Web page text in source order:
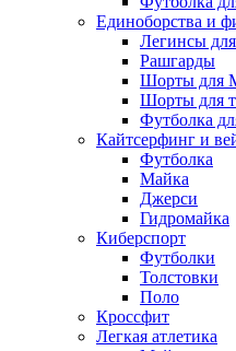
Единоборства и
Легинсы
Рашгарды
Шорты для
Шорты для
Футболка
Кайтсерфинг и
Футболка
Майка
Джерси
Гидромайка
Киберспорт
Футболки
Толстовки
Поло
Кроссфит
Легкая атлетика